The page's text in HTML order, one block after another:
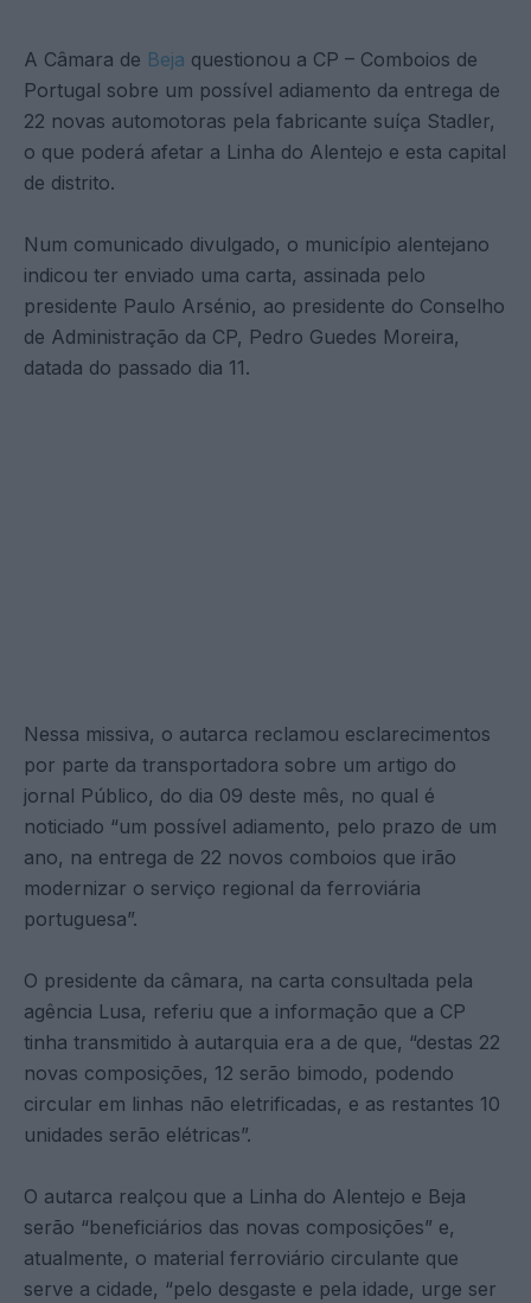
A Câmara de Beja questionou a CP – Comboios de
Portugal sobre um possível adiamento da entrega de
22 novas automotoras pela fabricante suíça Stadler,
o que poderá afetar a Linha do Alentejo e esta capital
de distrito.
Num comunicado divulgado, o município alentejano
indicou ter enviado uma carta, assinada pelo
presidente Paulo Arsénio, ao presidente do Conselho
de Administração da CP, Pedro Guedes Moreira,
datada do passado dia 11.
Nessa missiva, o autarca reclamou esclarecimentos
por parte da transportadora sobre um artigo do
jornal Público, do dia 09 deste mês, no qual é
noticiado “um possível adiamento, pelo prazo de um
ano, na entrega de 22 novos comboios que irão
modernizar o serviço regional da ferroviária
portuguesa”.
O presidente da câmara, na carta consultada pela
agência Lusa, referiu que a informação que a CP
tinha transmitido à autarquia era a de que, “destas 22
novas composições, 12 serão bimodo, podendo
circular em linhas não eletrificadas, e as restantes 10
unidades serão elétricas”.
O autarca realçou que a Linha do Alentejo e Beja
serão “beneficiários das novas composições” e,
atualmente, o material ferroviário circulante que
serve a cidade, “pelo desgaste e pela idade, urge ser